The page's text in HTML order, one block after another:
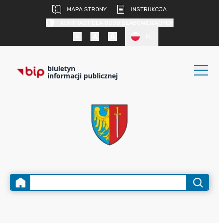
MAPA STRONY
INSTRUKCJA
biuletyn
informacji publicznej